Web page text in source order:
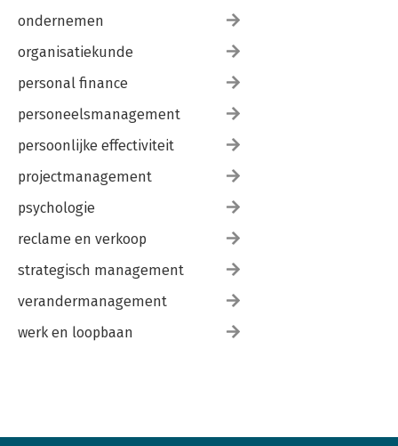
ondernemen
organisatiekunde
personal finance
personeelsmanagement
persoonlijke effectiviteit
projectmanagement
psychologie
reclame en verkoop
strategisch management
verandermanagement
werk en loopbaan